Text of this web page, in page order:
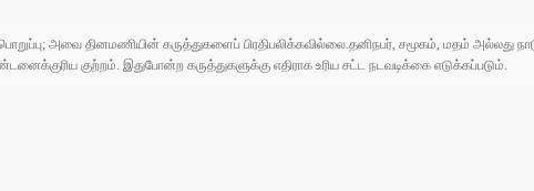
அவை தினமணியின் கருத்துகளைப் பிரதிபலிக்கவில்லை.தனிநபர், சமூகம், மதம் அல்லது
குற்றம். இதுபோன்ற கருத்துகளுக்கு எதிராக உரிய சட்ட நடவடிக்கை எடுக்கப்படும்.